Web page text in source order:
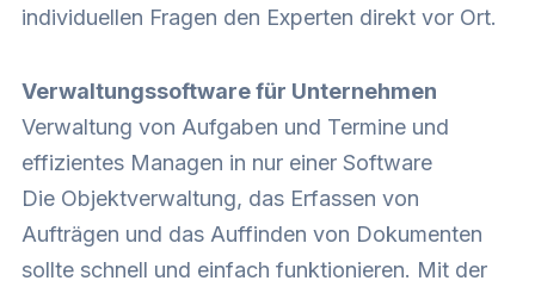
individuellen Fragen den Experten direkt vor Ort.
Verwaltungssoftware für Unternehmen
Verwaltung von Aufgaben und Termine und
effizientes Managen in nur einer Software
Die Objektverwaltung, das Erfassen von
Aufträgen und das Auffinden von Dokumenten
sollte schnell und einfach funktionieren. Mit der